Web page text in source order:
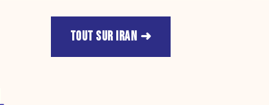
TOUT SUR IRAN